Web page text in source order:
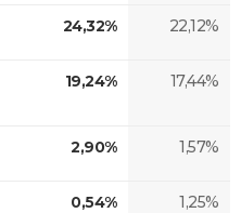
24,32% 22,12%
19,24% 17,44%
2,90% 1,57%
0,54% 1,25%